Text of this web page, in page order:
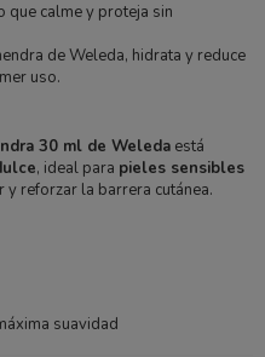
que calme y proteja sin
de Weleda, hidrata y reduce
uso.
30 ml de Weledaestá
, ideal para pieles sensibles
y reforzar la barrera cutánea.
suavidad